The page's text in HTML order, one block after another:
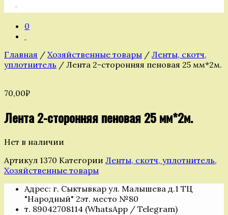
0
Главная / Хозяйственные товары / Ленты, скотч,
уплотнитель / Лента 2-сторонняя пеновая 25 мм*2м.
70,00₽
Лента 2-сторонняя пеновая 25 мм*2м.
Нет в наличии
Артикул 1370 Категории Ленты, скотч, уплотнитель,
Хозяйственные товары
Адрес: г. Сыктывкар ул. Малышева д.1 ТЦ
"Народный" 2эт. место №80
т. 89042708114 (WhatsApp / Telegram)